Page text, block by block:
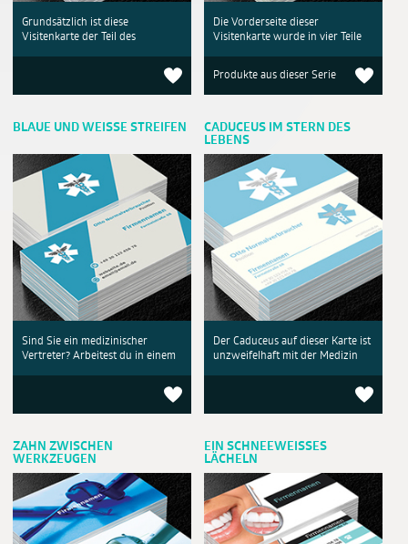
Grundsätzlich ist diese
Visitenkarte der Teil des
Die Vorderseite dieser
Visitenkarte wurde in vier Teile
Produkte aus dieser Serie
BLAUE UND WEISSE STREIFEN
Sind Sie ein medizinischer
Vertreter? Arbeitest du in einem
CADUCEUS IM STERN DES
LEBENS
Der Caduceus auf dieser Karte ist
unzweifelhaft mit der Medizin
ZAHN ZWISCHEN
WERKZEUGEN
EIN SCHNEEWEISSES
LÄCHELN